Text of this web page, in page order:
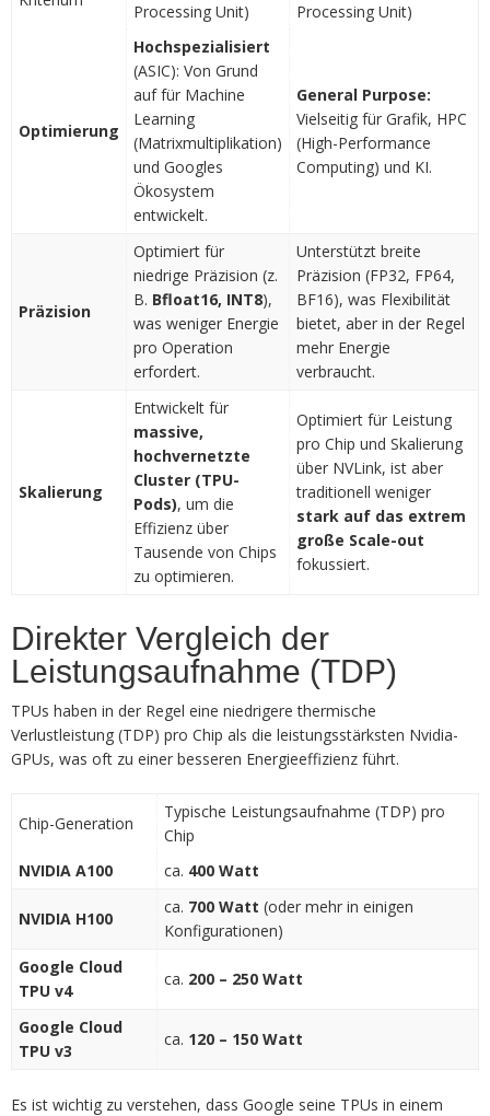
Processing Unit) Processing Unit)
Optimierung
Hochspezialisiert
(ASIC): Von Grund
auf für Machine
Learning
(Matrixmultiplikation)
und Googles
Ökosystem
entwickelt.
General Purpose:
Vielseitig für Grafik, HPC
(High-Performance
Computing) und KI.
Präzision
Optimiert für
niedrige Präzision (z.
B. Bfloat16, INT8),
was weniger Energie
pro Operation
erfordert.
Unterstützt breite
Präzision (FP32, FP64,
BF16), was Flexibilität
bietet, aber in der Regel
mehr Energie
verbraucht.
Skalierung
Entwickelt für
massive,
hochvernetzte
Cluster (TPU-
Pods), um die
Effizienz über
Tausende von Chips
zu optimieren.
Optimiert für Leistung
pro Chip und Skalierung
über NVLink, ist aber
traditionell weniger
stark auf das extrem
große Scale-out
fokussiert.
Direkter Vergleich der
Leistungsaufnahme (TDP)
TPUs haben in der Regel eine niedrigere thermische
Verlustleistung (TDP) pro Chip als die leistungsstärksten Nvidia-
GPUs, was oft zu einer besseren Energieeffizienz führt.
Chip-Generation
Typische Leistungsaufnahme (TDP) pro
Chip
NVIDIA A100
ca. 400 Watt
NVIDIA H100
ca. 700 Watt (oder mehr in einigen
Konfigurationen)
Google Cloud
TPU v4
ca. 200 – 250 Watt
Google Cloud
TPU v3
ca. 120 – 150 Watt
Es ist wichtig zu verstehen, dass Google seine TPUs in einem